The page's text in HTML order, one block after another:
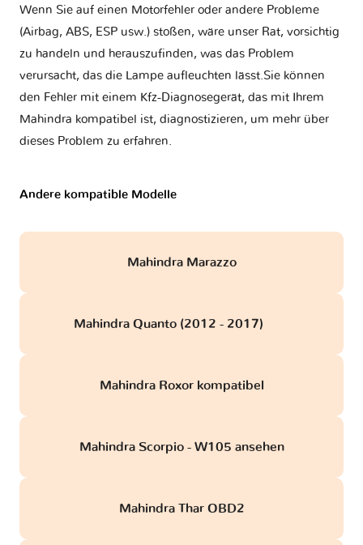
Wenn Sie auf einen Motorfehler oder andere Probleme
(Airbag, ABS, ESP usw.) stoßen, wäre unser Rat, vorsichtig
zu handeln und herauszufinden, was das Problem
verursacht, das die Lampe aufleuchten lässt.Sie können
den Fehler mit einem Kfz-Diagnosegerät, das mit Ihrem
Mahindra kompatibel ist, diagnostizieren, um mehr über
dieses Problem zu erfahren.
Andere kompatible Modelle
Mahindra Marazzo
Mahindra Quanto (2012 - 2017)
Mahindra Roxor kompatibel
Mahindra Scorpio - W105 ansehen
Mahindra Thar OBD2